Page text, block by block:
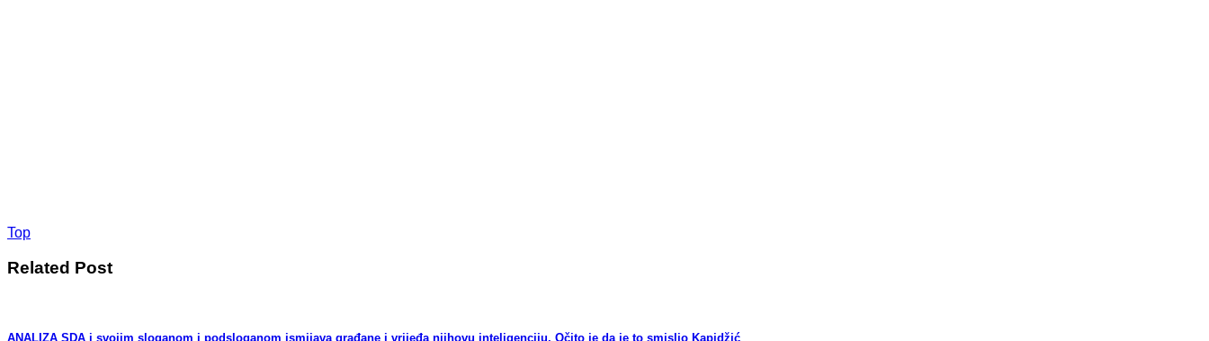
Top
Related Post
ANALIZA SDA i svojim sloganom i podsloganom ismijava građane i vrijeđa njihovu inteligenciju. Očito je da je to smislio Kapidžić